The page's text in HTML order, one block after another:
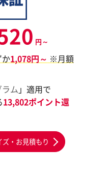
円～
1,078円～ ※月額
ム 」適用で
13,802ポイント還
・お見積もり